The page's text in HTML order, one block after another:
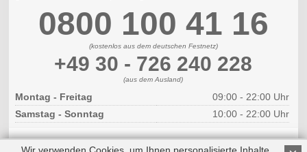
0800 100 41 16
(kostenlos aus dem deutschen Festnetz)
+49 30 - 726 240 228
(aus dem Ausland)
Montag - Freitag
09:00 - 22:00 Uhr
Samstag - Sonntag
10:00 - 22:00 Uhr